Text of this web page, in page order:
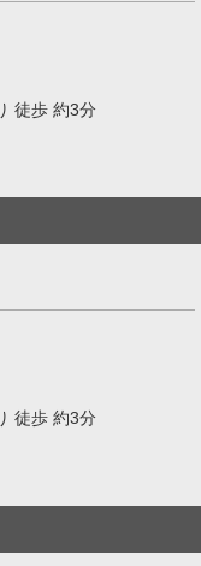
徒歩 約3分
徒歩 約3分